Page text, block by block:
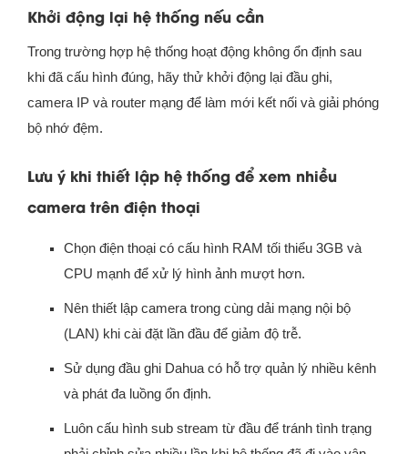
Khởi động lại hệ thống nếu cần
Trong trường hợp hệ thống hoạt động không ổn định sau
khi đã cấu hình đúng, hãy thử khởi động lại đầu ghi,
camera IP và router mạng để làm mới kết nối và giải phóng
bộ nhớ đệm.
Lưu ý khi thiết lập hệ thống để xem nhiều
camera trên điện thoại
Chọn điện thoại có cấu hình RAM tối thiểu 3GB và
CPU mạnh để xử lý hình ảnh mượt hơn.
Nên thiết lập camera trong cùng dải mạng nội bộ
(LAN) khi cài đặt lần đầu để giảm độ trễ.
Sử dụng đầu ghi Dahua có hỗ trợ quản lý nhiều kênh
và phát đa luồng ổn định.
Luôn cấu hình sub stream từ đầu để tránh tình trạng